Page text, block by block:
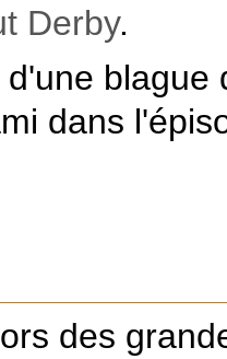
Derby.
dans
des